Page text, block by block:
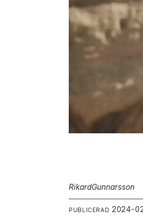
RikardGunnarsson
PUBLICERAD 2024-